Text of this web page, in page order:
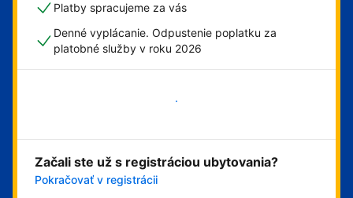
Platby spracujeme za vás
Denné vyplácanie. Odpustenie poplatku za
platobné služby v roku 2026
Začali ste už s registráciou ubytovania?
Pokračovať v registrácii